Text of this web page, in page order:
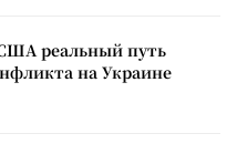
реальный путь
на Украине